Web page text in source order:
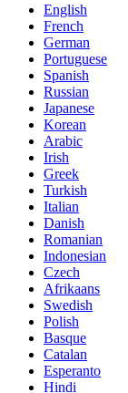
English
French
German
Portuguese
Spanish
Russian
Japanese
Korean
Arabic
Irish
Greek
Turkish
Italian
Danish
Romanian
Indonesian
Czech
Afrikaans
Swedish
Polish
Basque
Catalan
Esperanto
Hindi